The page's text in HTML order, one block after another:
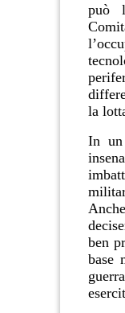
può
la
In un
ben
base